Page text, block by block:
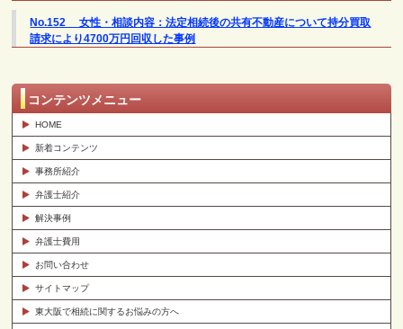
No.152 女性・相談内容：法定相続後の共有不動産について持分買取
請求により4700万円回収した事例
コンテンツメニュー
HOME
新着コンテンツ
事務所紹介
弁護士紹介
解決事例
弁護士費用
お問い合わせ
サイトマップ
東大阪で相続に関するお悩みの方へ